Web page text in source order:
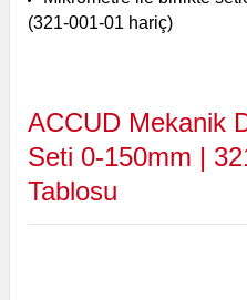
(321-001-01 hariç)
ACCUD Mekanik
Seti 0-150mm |
Tablosu